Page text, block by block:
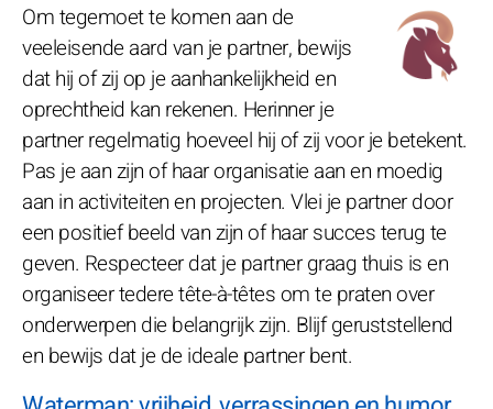
Om tegemoet te komen aan de
veeleisende aard van je partner, bewijs
dat hij of zij op je aanhankelijkheid en
oprechtheid kan rekenen. Herinner je
partner regelmatig hoeveel hij of zij voor je betekent.
Pas je aan zijn of haar organisatie aan en moedig
aan in activiteiten en projecten. Vlei je partner door
een positief beeld van zijn of haar succes terug te
geven. Respecteer dat je partner graag thuis is en
organiseer tedere tête-à-têtes om te praten over
onderwerpen die belangrijk zijn. Blijf geruststellend
en bewijs dat je de ideale partner bent.